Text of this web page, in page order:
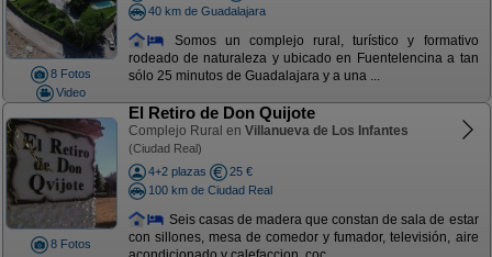
8 Fotos
Video
40 km de Guadalajara
Somos un complejo rural, turístico y formativo
rodeado de naturaleza y ubicado en Fuentelencina a tan
sólo 25 minutos de Guadalajara y a una ...
8 Fotos
El Retiro de Don Quijote
Complejo Rural en Villanueva de Los Infantes
(Ciudad Real)
4+2 plazas
25 €
100 km de Ciudad Real
Seis casas de madera que constan de sala de estar
con sillones, mesa de comedor y fumador, televisión, aire